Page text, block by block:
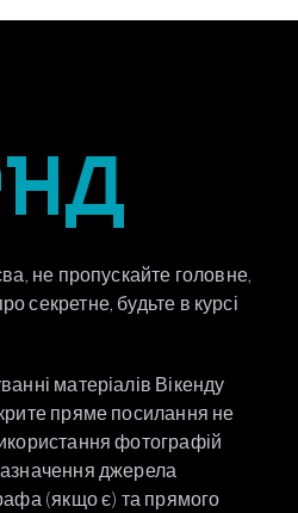
не пропускайте головне,
секретне, будьте в курсі
матеріалів Вікенду
пряме посилання не
фотографій
джерела
(якщо є) та прямого